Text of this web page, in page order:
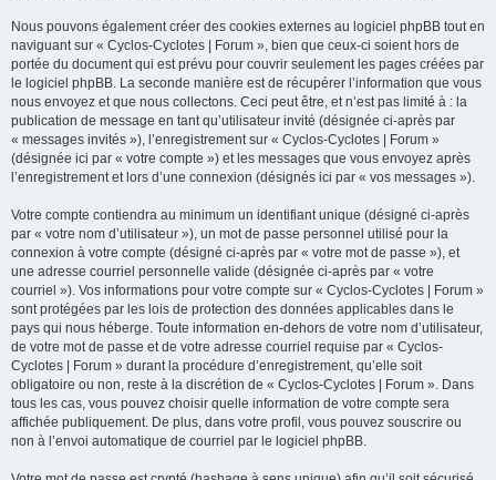
Nous pouvons également créer des cookies externes au logiciel phpBB tout en
naviguant sur « Cyclos-Cyclotes | Forum », bien que ceux-ci soient hors de
portée du document qui est prévu pour couvrir seulement les pages créées par
le logiciel phpBB. La seconde manière est de récupérer l’information que vous
nous envoyez et que nous collectons. Ceci peut être, et n’est pas limité à : la
publication de message en tant qu’utilisateur invité (désignée ci-après par
« messages invités »), l’enregistrement sur « Cyclos-Cyclotes | Forum »
(désignée ici par « votre compte ») et les messages que vous envoyez après
l’enregistrement et lors d’une connexion (désignés ici par « vos messages »).
Votre compte contiendra au minimum un identifiant unique (désigné ci-après
par « votre nom d’utilisateur »), un mot de passe personnel utilisé pour la
connexion à votre compte (désigné ci-après par « votre mot de passe »), et
une adresse courriel personnelle valide (désignée ci-après par « votre
courriel »). Vos informations pour votre compte sur « Cyclos-Cyclotes | Forum »
sont protégées par les lois de protection des données applicables dans le
pays qui nous héberge. Toute information en-dehors de votre nom d’utilisateur,
de votre mot de passe et de votre adresse courriel requise par « Cyclos-
Cyclotes | Forum » durant la procédure d’enregistrement, qu’elle soit
obligatoire ou non, reste à la discrétion de « Cyclos-Cyclotes | Forum ». Dans
tous les cas, vous pouvez choisir quelle information de votre compte sera
affichée publiquement. De plus, dans votre profil, vous pouvez souscrire ou
non à l’envoi automatique de courriel par le logiciel phpBB.